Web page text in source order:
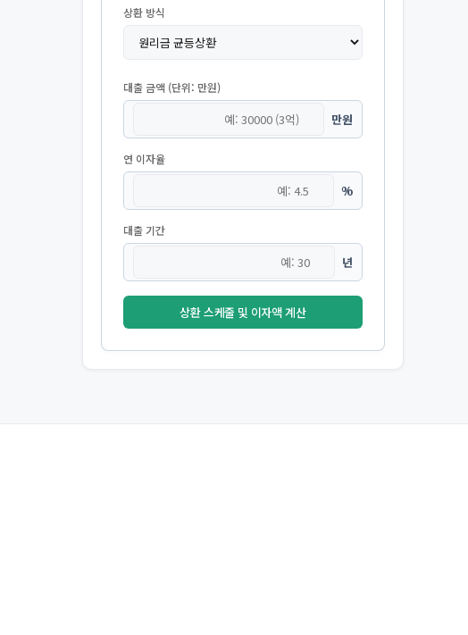
상환 방식
대출 금액 (단위: 만원)
만원
연 이자율
%
대출 기간
년
상환 스케줄 및 이자액 계산